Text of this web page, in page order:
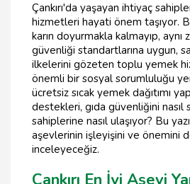
Çankırı'da yaşayan ihtiyaç
hizmetleri hayati önem taşıyor.
karın doyurmakla kalmayıp, aynı
güvenliği standartlarına uygun,
ilkelerini gözeten toplu yemek
önemli bir sosyal sorumluluğu
ücretsiz sıcak yemek dağıtımı
destekleri, gıda güvenliğini nasıl
sahiplerine nasıl ulaşıyor? Bu
aşevlerinin işleyişini ve önemini
inceleyeceğiz.